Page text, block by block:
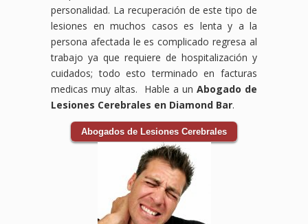
personalidad. La recuperación de este tipo de
lesiones en muchos casos es lenta y a la
persona afectada le es complicado regresa al
trabajo ya que requiere de hospitalización y
cuidados; todo esto terminado en facturas
medicas muy altas. Hable a un Abogado de
Lesiones Cerebrales en Diamond Bar.
Abogados de Lesiones Cerebrales